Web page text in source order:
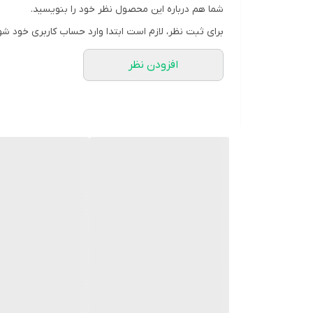
شما هم درباره این محصول نظر خود را بنویسید.
برای ثبت نظر، لازم است ابتدا وارد حساب کاربری خود
افزودن نظر